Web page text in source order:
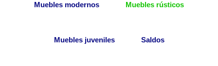
Muebles modernos Muebles rústicos
Muebles juveniles Saldos